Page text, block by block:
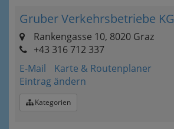
Gruber Verkehrsbetriebe KG
Rankengasse 10, 8020 Graz
+43 316 712 337
E-Mail
Karte & Routenplaner
Eintrag ändern
Kategorien